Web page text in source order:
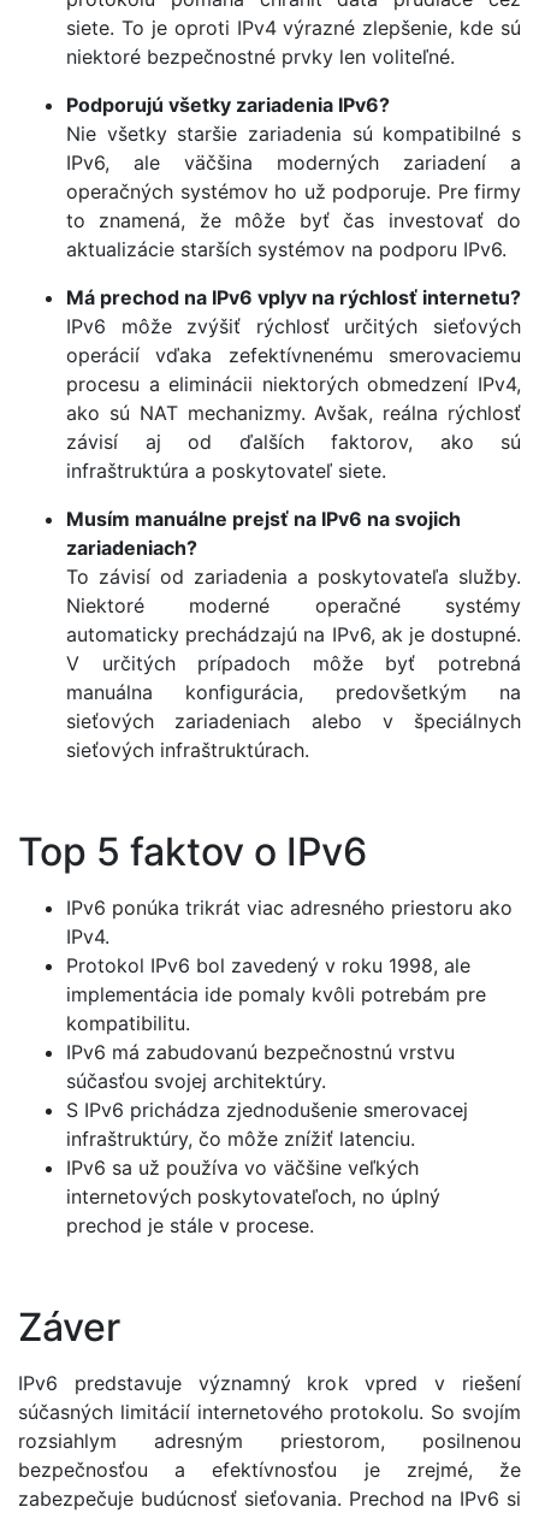
siete. To je oproti IPv4 výrazné zlepšenie, kde sú
niektoré bezpečnostné prvky len voliteľné.
Podporujú všetky zariadenia IPv6?
Nie všetky staršie zariadenia sú kompatibilné s
IPv6, ale väčšina moderných zariadení a
operačných systémov ho už podporuje. Pre firmy
to znamená, že môže byť čas investovať do
aktualizácie starších systémov na podporu IPv6.
Má prechod na IPv6 vplyv na rýchlosť internetu?
IPv6 môže zvýšiť rýchlosť určitých sieťových
operácií vďaka zefektívnenému smerovaciemu
procesu a eliminácii niektorých obmedzení IPv4,
ako sú NAT mechanizmy. Avšak, reálna rýchlosť
závisí aj od ďalších faktorov, ako sú
infraštruktúra a poskytovateľ siete.
Musím manuálne prejsť na IPv6 na svojich
zariadeniach?
To závisí od zariadenia a poskytovateľa služby.
Niektoré moderné operačné systémy
automaticky prechádzajú na IPv6, ak je dostupné.
V určitých prípadoch môže byť potrebná
manuálna konfigurácia, predovšetkým na
sieťových zariadeniach alebo v špeciálnych
sieťových infraštruktúrach.
Top 5 faktov o IPv6
IPv6 ponúka trikrát viac adresného priestoru ako
IPv4.
Protokol IPv6 bol zavedený v roku 1998, ale
implementácia ide pomaly kvôli potrebám pre
kompatibilitu.
IPv6 má zabudovanú bezpečnostnú vrstvu
súčasťou svojej architektúry.
S IPv6 prichádza zjednodušenie smerovacej
infraštruktúry, čo môže znížiť latenciu.
IPv6 sa už používa vo väčšine veľkých
internetových poskytovateľoch, no úplný
prechod je stále v procese.
Záver
IPv6 predstavuje významný krok vpred v riešení
súčasných limitácií internetového protokolu. So svojím
rozsiahlym adresným priestorom, posilnenou
bezpečnosťou a efektívnosťou je zrejmé, že
zabezpečuje budúcnosť sieťovania. Prechod na IPv6 si